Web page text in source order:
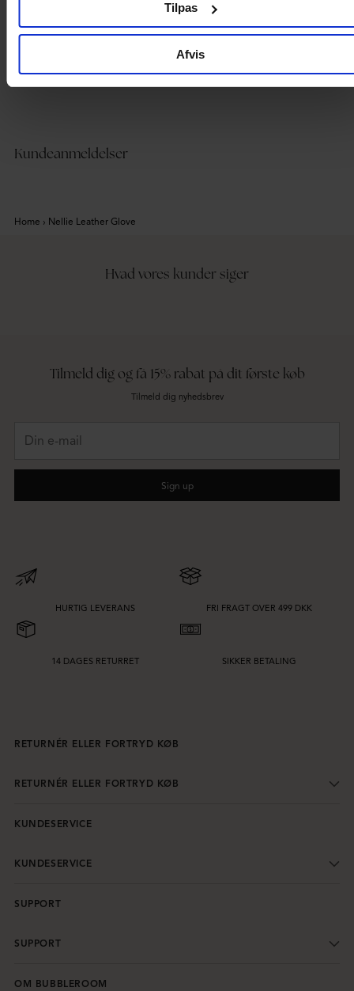
Tilpas
Afvis
Kundeanmeldelser
Home › Nellie Leather Glove
Hvad vores kunder siger
Tilmeld dig og få 15% rabat på dit første køb
Tilmeld dig nyhedsbrev
Sign up
HURTIG LEVERANS FRI FRAGT OVER 499 DKK
14 DAGES RETURRET SIKKER BETALING
RETURNÉR ELLER FORTRYD KØB
RETURNÉR ELLER FORTRYD KØB
KUNDESERVICE
KUNDESERVICE
SUPPORT
SUPPORT
OM BUBBLEROOM